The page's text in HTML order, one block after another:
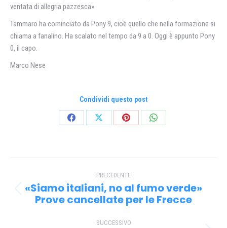
ventata di allegria pazzesca».
Tammaro ha cominciato da Pony 9, cioè quello che nella formazione si
chiama a fanalino. Ha scalato nel tempo da 9 a 0. Oggi è appunto Pony
0, il capo.
Marco Nese
Condividi questo post
CondividiCondividiCondividiCondividi
tra PRECEDENTE
Post
precedente:
«Siamo italiani, no al fumo verde»
Prove cancellate per le Frecce
SUCCESSIVO